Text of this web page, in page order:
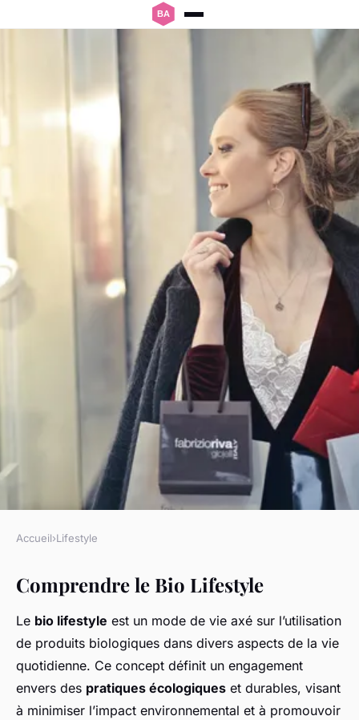
LIFESTYLE
Démystification des Mythes de
la Bio Lifestyle : Vérités et
Fausses Croyances Exposées
Maya 5 min de lecture
Accueil›Lifestyle
Comprendre le Bio Lifestyle
Le bio lifestyle est un mode de vie axé sur l’utilisation
de produits biologiques dans divers aspects de la vie
quotidienne. Ce concept définit un engagement
envers des pratiques écologiques et durables, visant
à minimiser l’impact environnemental et à promouvoir